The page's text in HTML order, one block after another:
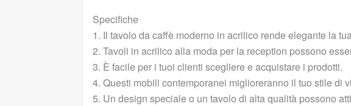
Specifiche
1. Il tavolo da caffè moderno in acrilico rende elegante la
2. Tavoli in acrilico alla moda per la reception possono
3. È facile per i tuoi clienti scegliere e acquistare i prodotti.
4. Questi mobili contemporanei miglioreranno il tuo stile di
5. Un design speciale o un tavolo di alta qualità possono